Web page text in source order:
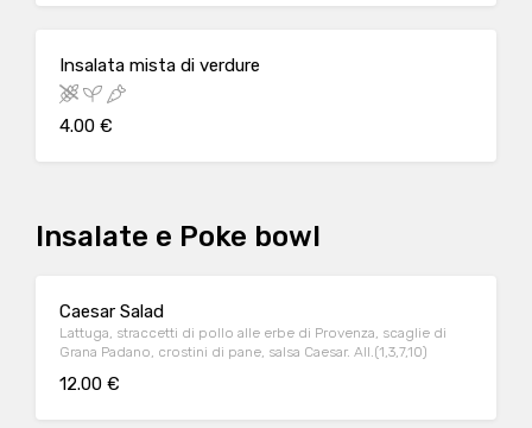
Insalata mista di verdure
4.00 €
Insalate e Poke bowl
Caesar Salad
Lattuga, straccetti di pollo alle erbe di Provenza, scaglie di
Grana Padano, crostini di pane, salsa Caesar. All.(1,3,7,10)
12.00 €